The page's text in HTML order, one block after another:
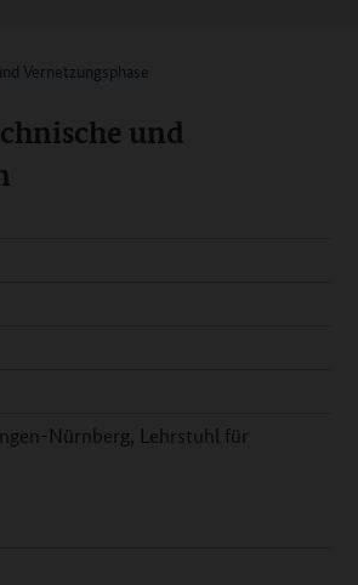
Vernetzungsphase
und
Nürnberg, Lehrstuhl für